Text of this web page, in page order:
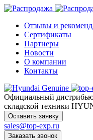
Отзывы и
Сертификаты
Партнеры
Новости
О компании
Контакты
Официальный
складской техники
Оставить заявку
sales@top-exp.ru
Заказать звонок